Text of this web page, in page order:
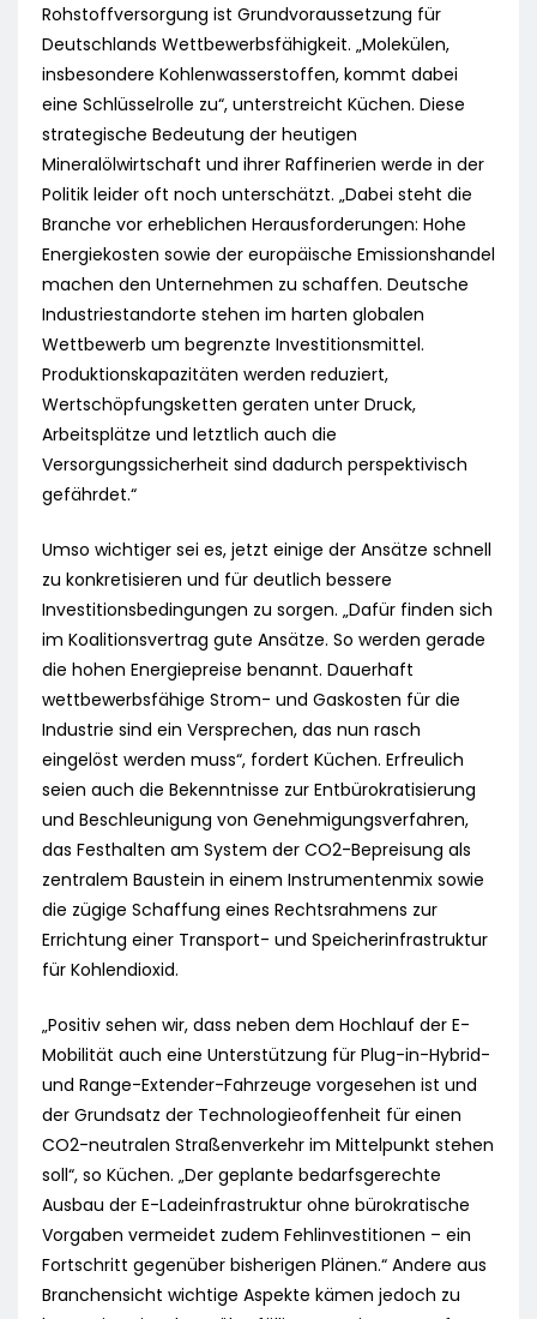
Rohstoffversorgung ist Grundvoraussetzung für
Deutschlands Wettbewerbsfähigkeit. „Molekülen,
insbesondere Kohlenwasserstoffen, kommt dabei
eine Schlüsselrolle zu“, unterstreicht Küchen. Diese
strategische Bedeutung der heutigen
Mineralölwirtschaft und ihrer Raffinerien werde in der
Politik leider oft noch unterschätzt. „Dabei steht die
Branche vor erheblichen Herausforderungen: Hohe
Energiekosten sowie der europäische Emissionshandel
machen den Unternehmen zu schaffen. Deutsche
Industriestandorte stehen im harten globalen
Wettbewerb um begrenzte Investitionsmittel.
Produktionskapazitäten werden reduziert,
Wertschöpfungsketten geraten unter Druck,
Arbeitsplätze und letztlich auch die
Versorgungssicherheit sind dadurch perspektivisch
gefährdet.“
Umso wichtiger sei es, jetzt einige der Ansätze schnell
zu konkretisieren und für deutlich bessere
Investitionsbedingungen zu sorgen. „Dafür finden sich
im Koalitionsvertrag gute Ansätze. So werden gerade
die hohen Energiepreise benannt. Dauerhaft
wettbewerbsfähige Strom- und Gaskosten für die
Industrie sind ein Versprechen, das nun rasch
eingelöst werden muss“, fordert Küchen. Erfreulich
seien auch die Bekenntnisse zur Entbürokratisierung
und Beschleunigung von Genehmigungsverfahren,
das Festhalten am System der CO2-Bepreisung als
zentralem Baustein in einem Instrumentenmix sowie
die zügige Schaffung eines Rechtsrahmens zur
Errichtung einer Transport- und Speicherinfrastruktur
für Kohlendioxid.
„Positiv sehen wir, dass neben dem Hochlauf der E-
Mobilität auch eine Unterstützung für Plug-in-Hybrid-
und Range-Extender-Fahrzeuge vorgesehen ist und
der Grundsatz der Technologieoffenheit für einen
CO2-neutralen Straßenverkehr im Mittelpunkt stehen
soll“, so Küchen. „Der geplante bedarfsgerechte
Ausbau der E-Ladeinfrastruktur ohne bürokratische
Vorgaben vermeidet zudem Fehlinvestitionen – ein
Fortschritt gegenüber bisherigen Plänen.“ Andere aus
Branchensicht wichtige Aspekte kämen jedoch zu